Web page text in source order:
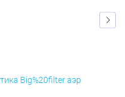
Big%20filter аэр